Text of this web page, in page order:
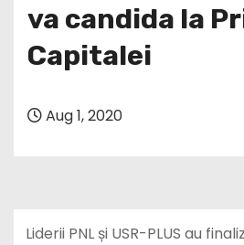
va candida la
Capitalei
Aug 1, 2020
Liderii PNL și USR-PLUS au